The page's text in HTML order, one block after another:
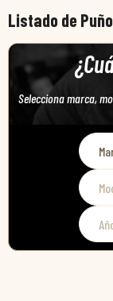
Listado de
Selecciona marca,